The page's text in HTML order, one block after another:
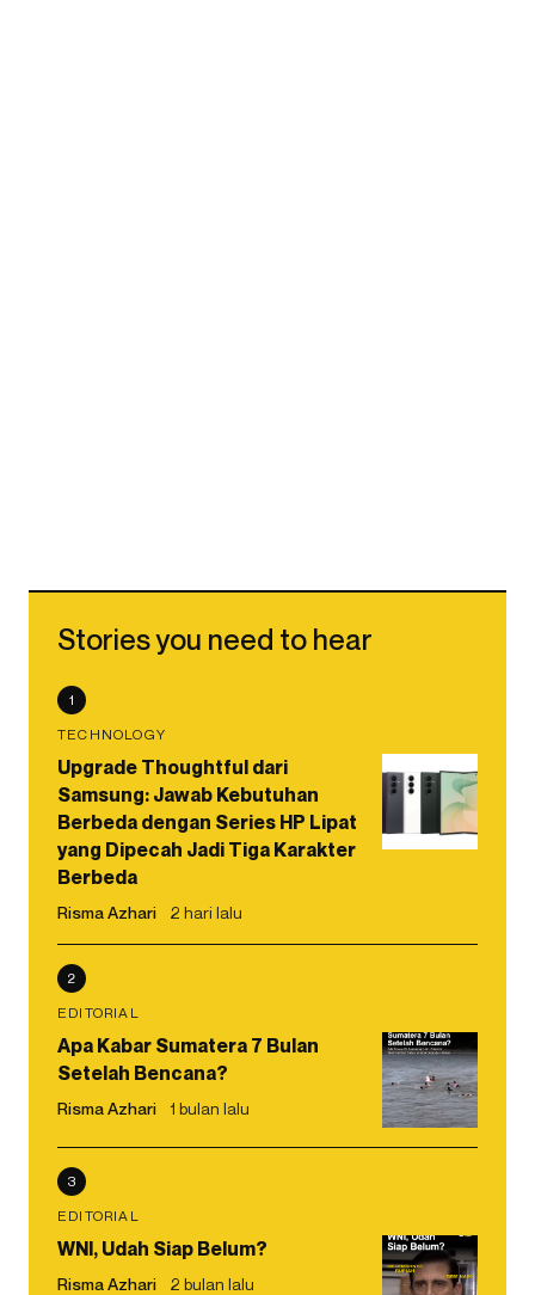
Stories you need to hear
1
TECHNOLOGY
Upgrade Thoughtful dari
Samsung: Jawab Kebutuhan
Berbeda dengan Series HP Lipat
yang Dipecah Jadi Tiga Karakter
Berbeda
Risma Azhari 2 hari lalu
2
EDITORIAL
Apa Kabar Sumatera 7 Bulan
Setelah Bencana?
Risma Azhari 1 bulan lalu
3
EDITORIAL
WNI, Udah Siap Belum?
Risma Azhari 2 bulan lalu